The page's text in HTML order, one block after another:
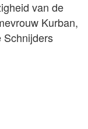
van de
Kurban,
Schnijders